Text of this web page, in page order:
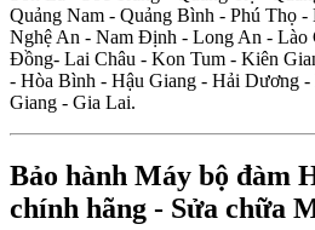
Quảng Nam - Quảng Bình - Phú Thọ
Nghệ An - Nam Định - Long An - Lào
Đồng- Lai Châu - Kon Tum - Kiên
- Hòa Bình - Hậu Giang - Hải Dương
Giang - Gia Lai.
Bảo hành Máy bộ đàm
chính hãng - Sửa chữa